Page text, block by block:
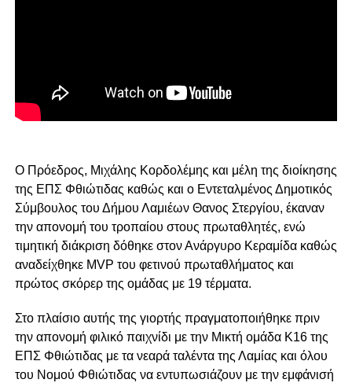
Ο Πρόεδρος, Μιχάλης Κορδολέμης και μέλη της διοίκησης
της ΕΠΣ Φθιώτιδας καθώς και ο Εντεταλμένος Δημοτικός
Σύμβουλος του Δήμου Λαμιέων Θανος Στεργίου, έκαναν
την απονομή του τροπαίου στους πρωταθλητές, ενώ
τιμητική διάκριση δόθηκε στον Ανάργυρο Κεραμίδα καθώς
αναδείχθηκε MVP του φετινού πρωταθλήματος και
πρώτος σκόρερ της ομάδας με 19 τέρματα.
Στο πλαίσιο αυτής της γιορτής πραγματοποιήθηκε πριν
την απονομή φιλικό παιχνίδι με την Μικτή ομάδα Κ16 της
ΕΠΣ Φθιώτιδας με τα νεαρά ταλέντα της Λαμίας και όλου
του Νομού Φθιώτιδας να εντυπωσιάζουν με την εμφάνισή